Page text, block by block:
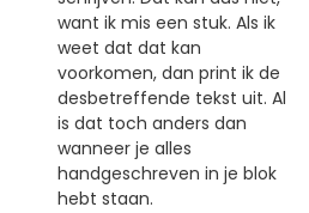
want ik mis een stuk. Als ik
weet dat dat kan
voorkomen, dan print ik de
desbetreffende tekst uit. Al
is dat toch anders dan
wanneer je alles
handgeschreven in je blok
hebt staan.